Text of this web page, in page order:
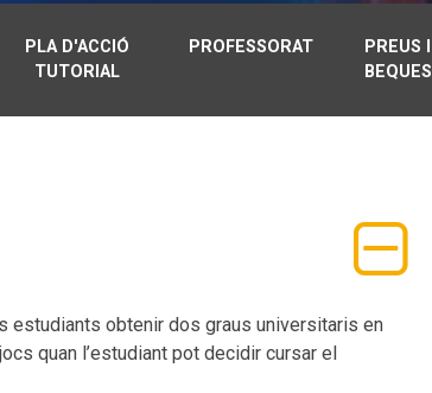
PLA D'ACCIÓ
TUTORIAL
PROFESSORAT
PREUS I
BEQUES
estudiants obtenir dos graus universitaris en
quan l’estudiant pot decidir cursar el